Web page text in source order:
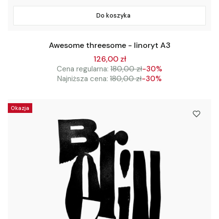
Do koszyka
Awesome threesome - linoryt A3
126,00 zł
Cena regularna: 180,00 zł-30%
Najniższa cena: 180,00 zł-30%
Okazja